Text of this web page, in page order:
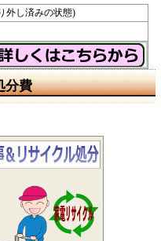
外し済みの状態)
分費